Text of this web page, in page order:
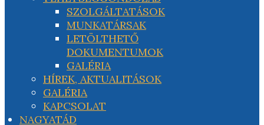
SZOLGÁLTATÁSOK
MUNKATÁRSAK
LETÖLTHETŐ
DOKUMENTUMOK
GALÉRIA
HÍREK, AKTUALITÁSOK
GALÉRIA
KAPCSOLAT
NAGYATÁD